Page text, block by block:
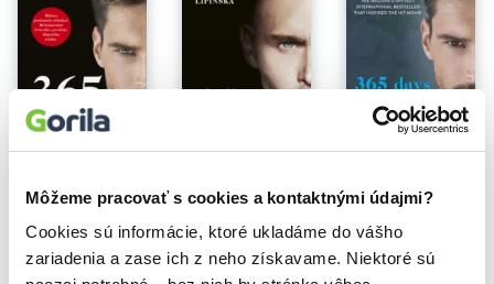
Môžeme pracovať s cookies a kontaktnými údajmi?
Cookies sú informácie, ktoré ukladáme do vášho
zariadenia a zase ich z neho získavame. Niektoré sú
365 dní
Blanka Lipińska
12,90€
Ďalších 365 dní (slovenský jazyk)
Blanka Lipińska
12,00€
365 Days
Blanka Lipińska
8,90€